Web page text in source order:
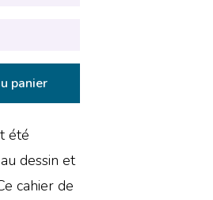
panier
été
dessin et
cahier de